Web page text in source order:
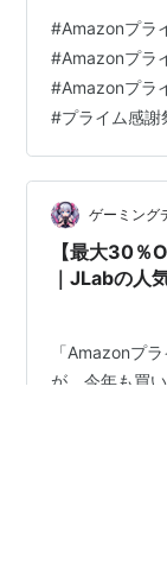
ンプラリー【
＆100,000ポイ
Amazon Music
Amazon
#Amazonプラ
#Amazonプラ
#Amazonプラ
#プライム感
ゲーミング
【最大30
｜JLabの人
「Amazonプ
が、今年も買